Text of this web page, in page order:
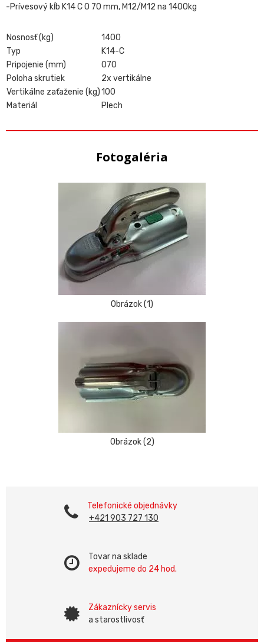
-Prívesový kĺb K14 C O 70 mm, M12/M12 na 1400kg
Nosnosť (kg)
1400
Typ
K14-C
Pripojenie (mm)
O70
Poloha skrutiek
2x vertikálne
Vertikálne zaťaženie (kg)100
Materiál
Plech
Fotogaléria
Obrázok (1)
Obrázok (2)
Telefonické objednávky
+421 903 727 130
Tovar na sklade
expedujeme do 24 hod.
Zákaznícky servis
a starostlivosť